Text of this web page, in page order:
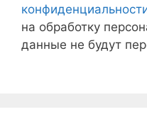
на обработку
данные не будут